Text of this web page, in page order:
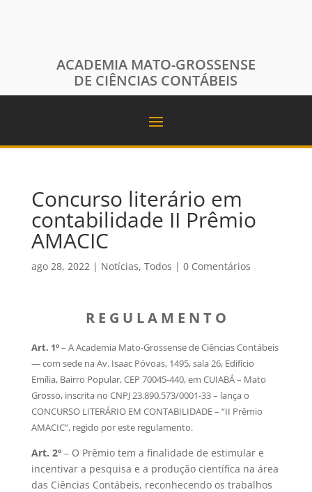
ACADEMIA MATO-GROSSENSE
DE CIÊNCIAS CONTÁBEIS
Concurso literário em
contabilidade II Prêmio
AMACIC
ago 28, 2022| Notícias, Todos | 0 Comentários
R E G U L A M E N T O
Art. 1º– A Academia Mato-Grossense de Ciências Contábeis
— com sede na Av. Isaac Póvoas, 1495, sala 26, Edifício
Emília, Bairro Popular, CEP 70045-440, em CUIABÁ – Mato
Grosso, inscrita no CNPJ 23.890.573/0001-33 – lança o
CONCURSO LITERÁRIO EM CONTABILIDADE – “II Prêmio
AMACIC”, regido por este regulamento.
Art. 2º– O Prêmio tem a finalidade de estimular e
incentivar a pesquisa e a produção científica na área
das Ciências Contábeis, reconhecendo os trabalhos